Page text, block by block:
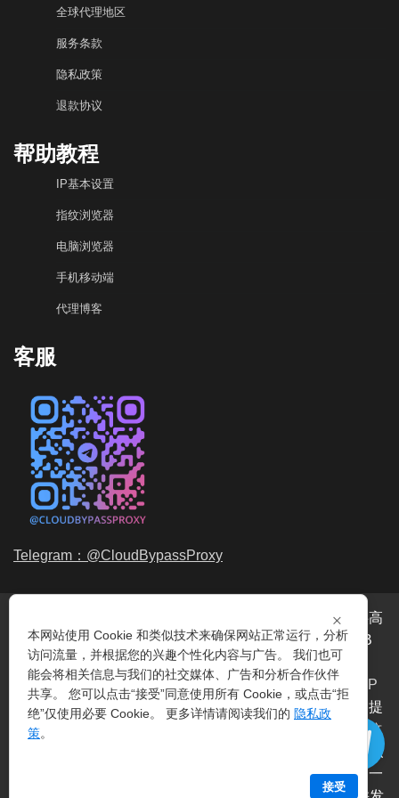
全球代理地区
服务条款
隐私政策
退款协议
帮助教程
IP基本设置
指纹浏览器
电脑浏览器
手机移动端
代理博客
客服
Telegram：@CloudBypassProxy
代理服务提供商，我们提供高
品质、永不过期的动态代理IP池流量包，价格最低2元/GB
起。我们的IP资源包括超过3.5亿的动态住宅IP和机房IP，
覆盖全球200多个国家。支持HTTP代理IP 和 Socks5代理IP
协议，IP可用率超过99%。购买我们的服务即可享受穿云提
供的
指纹
、爬虫抓取、电商系统、网络测试、SEO等。穿云
动态机房IP服务，一
×
本网站使用 Cookie 和类似技术来确保网站正常运行，分析
访问流量，并根据您的兴趣个性化内容与广告。 我们也可
能会将相关信息与我们的社交媒体、广告和分析合作伙伴
共享。 您可以点击“接受”同意使用所有 Cookie，或点击“拒
绝”仅使用必要 Cookie。 更多详情请阅读我们的 隐私政
策。
接受